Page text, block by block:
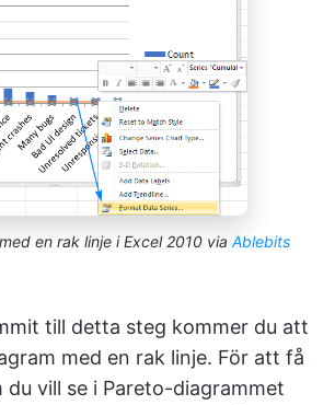
en rak linje i Excel 2010 via Ablebits
till detta steg kommer du att
med en rak linje. För att få
du vill se i Pareto-diagrammet